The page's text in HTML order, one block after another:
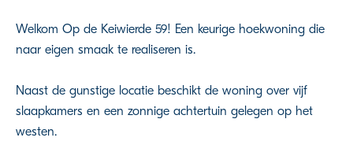
Welkom Op de Keiwierde 59! Een keurige hoekwoning die
naar eigen smaak te realiseren is.
Naast de gunstige locatie beschikt de woning over vijf
slaapkamers en een zonnige achtertuin gelegen op het
westen.